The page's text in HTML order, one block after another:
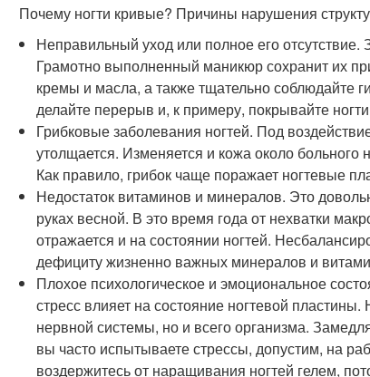
Почему ногти кривые? Причины нарушения
Неправильный уход или полное его
Грамотно выполненный маникюр сохранит их
кремы и масла, а также тщательно соблюдайте
делайте перерыв и, к примеру, покрывайте
Грибковые заболевания ногтей. Под
утолщается. Изменяется и кожа около
Как правило, грибок чаще поражает ногтевые
Недостаток витаминов и минералов. Это
руках весной. В это время года от нехватки
отражается и на состоянии ногтей.
дефициту жизненно важных минералов и
Плохое психологическое и эмоциональное
стресс влияет на состояние ногтевой
нервной системы, но и всего организма.
вы часто испытываете стрессы, допустим, на
воздержитесь от наращивания ногтей гелем,